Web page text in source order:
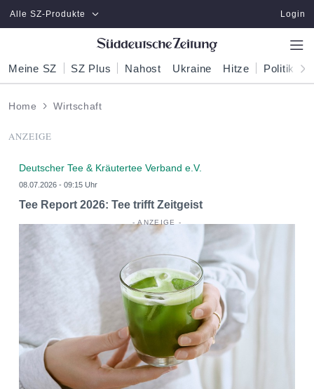
Zum Hauptinhalt springen
Alle SZ-Produkte Login
Meine SZ SZ Plus Nahost Ukraine Hitze Politik
Home Wirtschaft
ANZEIGE
Deutscher Tee & Kräutertee Verband e.V.
08.07.2026 - 09:15 Uhr
Tee Report 2026: Tee trifft Zeitgeist